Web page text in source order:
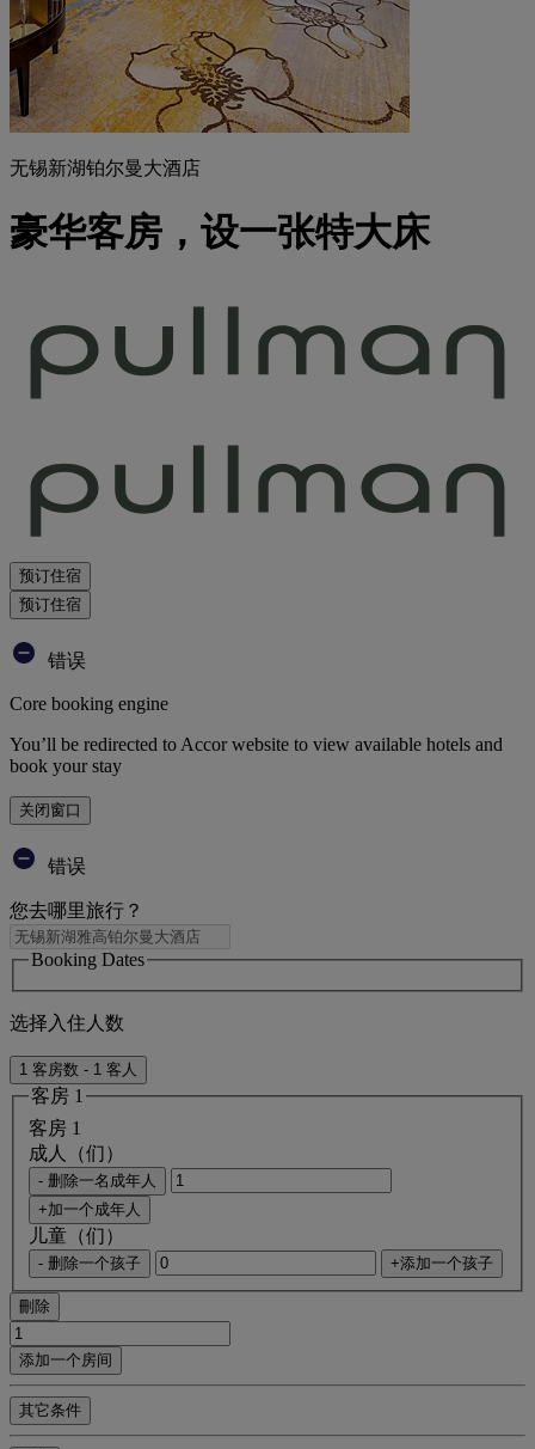
无锡新湖铂尔曼大酒店
豪华客房，设一张特大床
预订住宿
预订住宿
错误
Core booking engine
You’ll be redirected to Accor website to view available hotels and
book your stay
关闭窗口
错误
您去哪里旅行？
Booking Dates
选择入住人数
1 客房数 - 1 客人
客房 1
客房 1
成人（们）
- 删除一名成年人
+加一个成年人
儿童（们）
- 删除一个孩子 +添加一个孩子
刪除
添加一个房间
其它条件